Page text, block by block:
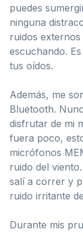
puedes
ninguna
ruidos
escuchando.
tus oídos.
Además, me
Bluetooth.
disfrutar de mi
fuera poco,
micrófonos
ruido del
salí a correr y
ruido irritante
Durante mis